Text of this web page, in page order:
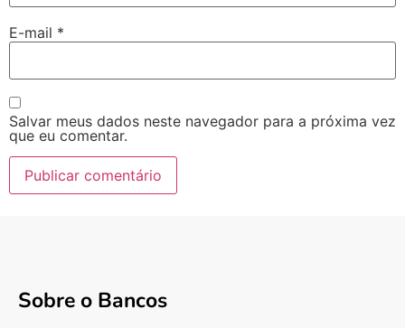
E-mail *
Salvar meus dados neste navegador para a próxima vez
que eu comentar.
Sobre o Bancos